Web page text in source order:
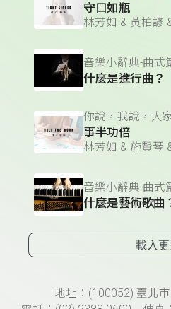
守口如瓶
林芳如 & 黃柏諺
音樂小辭典-曲式
什麼是進行曲？
你說，我說，大
事半功倍
林芳如 & 施賢琴
音樂小辭典-曲式
什麼是藝術歌曲
載入
頁尾資訊地址：(100052) 臺北